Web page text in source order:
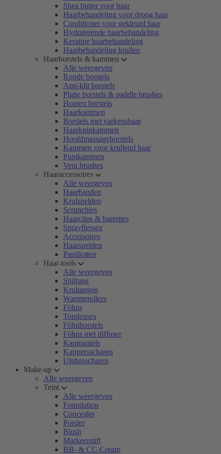
Shea butter voor haar
Haarbehandeling voor droog haar
Conditioner voor gekleurd haar
Hydraterende haarbehandeling
Keratine haarbehandeling
Haarbehandeling krullen
Haarborstels & kammen
Alle weergeven
Ronde borstels
Anti-klit borstels
Platte borstels & paddle brushes
Houten borstels
Haarkammen
Borstels met varkenshaar
Haarknipkammen
Hoofdmassageborstels
Kammen voor krullend haar
Puntkammen
Vent brushes
Haaraccessoires
Alle weergeven
Haarbanden
Krulspelden
Scrunchies
Haarclips & barrettes
Sprayflessen
Accessoires
Haarspelden
Papillotten
Haar-tools
Alle weergeven
Stijltang
Krultangen
Warmterollers
Föhns
Tondeuses
Föhnborstels
Föhns met diffuser
Kapmantels
Kappersscharen
Uitdunscharen
Make-up
Alle weergeven
Teint
Alle weergeven
Foundation
Concealer
Poeder
Blush
Markeerstift
BB- & CC-Cream